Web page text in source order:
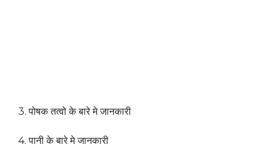
3. पोषक तत्वो के बारे मे जानकारी
4. पानी के बारे मे जानकारी